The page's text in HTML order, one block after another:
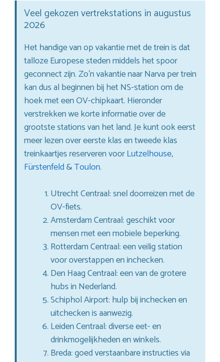
Veel gekozen vertrekstations in augustus
2026
Het handige van op vakantie met de trein is dat
talloze Europese steden middels het spoor
geconnect zijn. Zo’n vakantie naar Narva per trein
kan dus al beginnen bij het NS-station om de
hoek met een OV-chipkaart. Hieronder
verstrekken we korte informatie over de
grootste stations van het land. Je kunt ook eerst
meer lezen over eerste klas en tweede klas
treinkaartjes reserveren voorLutzelhouse,
Fürstenfeld&Toulon.
Utrecht Centraal: snel doorreizen met de
OV-fiets.
Amsterdam Centraal: geschikt voor
mensen met een mobiele beperking.
Rotterdam Centraal: een veilig station
voor overstappen en inchecken.
Den Haag Centraal: een van de grotere
hubs in Nederland.
Schiphol Airport: hulp bij inchecken en
uitchecken is aanwezig.
Leiden Centraal: diverse eet- en
drinkmogelijkheden en winkels.
Breda: goed verstaanbare instructies via